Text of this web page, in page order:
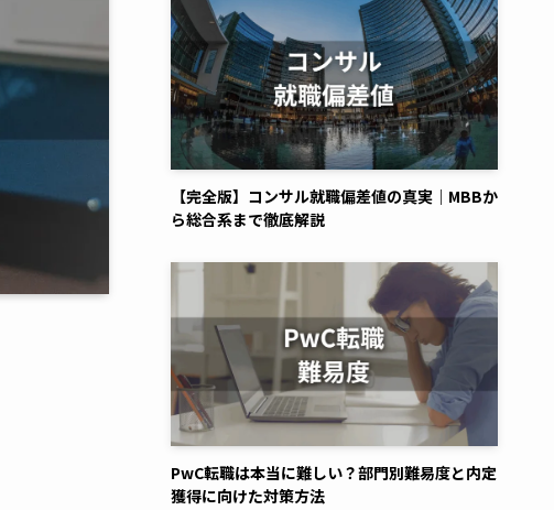
【完全版】コンサル就職偏差値の真実｜MBBか
ら総合系まで徹底解説
PwC転職は本当に難しい？部門別難易度と内定
獲得に向けた対策方法